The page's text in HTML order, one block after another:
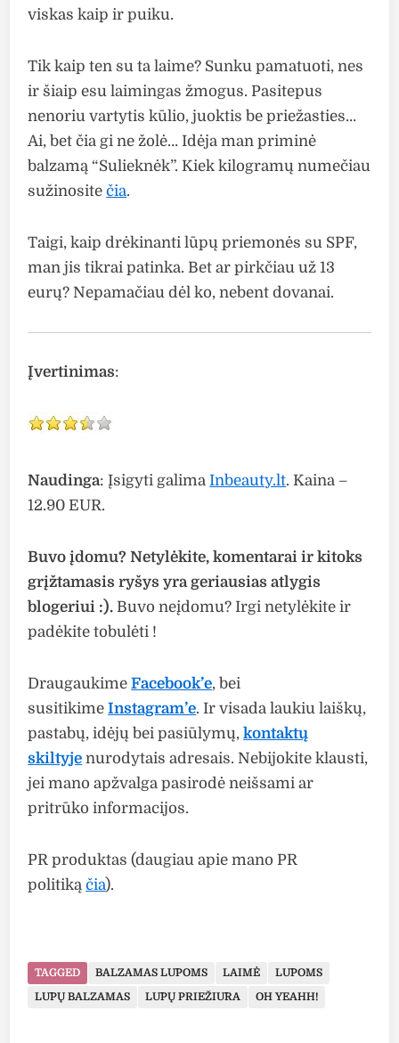
viskas kaip ir puiku.
Tik kaip ten su ta laime? Sunku pamatuoti, nes
ir šiaip esu laimingas žmogus. Pasitepus
nenoriu vartytis kūlio, juoktis be priežasties…
Ai, bet čia gi ne žolė… Idėja man priminė
balzamą “Sulieknėk”. Kiek kilogramų numečiau
sužinositečia.
Taigi, kaip drėkinanti lūpų priemonės su SPF,
man jis tikrai patinka. Bet ar pirkčiau už 13
eurų? Nepamačiau dėl ko, nebent dovanai.
Įvertinimas:
Naudinga: Įsigyti galimaInbeauty.lt. Kaina –
12.90 EUR.
Buvo įdomu? Netylėkite, komentarai ir kitoks
grįžtamasis ryšys yra geriausias atlygis
blogeriui :). Buvo neįdomu? Irgi netylėkite ir
padėkite tobulėti !
DraugaukimeFacebook’e, bei
susitikimeInstagram’e. Ir visada laukiu laiškų,
pastabų, idėjų bei pasiūlymų,kontaktų
skiltyje nurodytais adresais. Nebijokite klausti,
jei mano apžvalga pasirodė neišsami ar
pritrūko informacijos.
PR produktas (daugiau apie mano PR
politikąčia).
TAGGED BALZAMAS LŪPOMS LAIMĖ
LŪPOMS
LŪPŲ BALZAMAS
LŪPŲ PRIEŽIŪRA OH YEAHH!